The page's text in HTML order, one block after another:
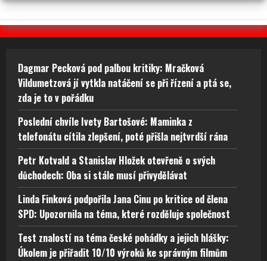
Dagmar Pecková pod palbou kritiky: Mračková
Vildumetzová jí vytkla natáčení se při řízení a ptá se,
zda je to v pořádku
Poslední chvíle Ivety Bartošové: Maminka z
telefonátu cítila zlepšení, poté přišla nejtvrdší rána
Petr Kotvald a Stanislav Hložek otevřeně o svých
důchodech: Oba si stále musí přivydělávat
Linda Finková podpořila Jana Cinu po kritice od člena
SPD: Upozornila na téma, které rozděluje společnost
Test znalostí na téma české pohádky a jejich hlášky:
Úkolem je přiřadit 10/10 výroků ke správným filmům